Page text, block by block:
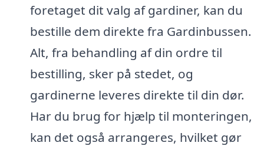
foretaget dit valg af gardiner, kan du
bestille dem direkte fra Gardinbussen.
Alt, fra behandling af din ordre til
bestilling, sker på stedet, og
gardinerne leveres direkte til din dør.
Har du brug for hjælp til monteringen,
kan det også arrangeres, hvilket gør